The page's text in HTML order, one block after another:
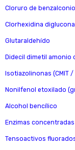
Cloruro de benzalconio
Clorhexidina
Glutaraldehído
Didecil dimetil amonio
Isotiazolinonas (CMIT /
Nonilfenol etoxilado
Alcohol bencílico
Enzimas
Tensoactivos